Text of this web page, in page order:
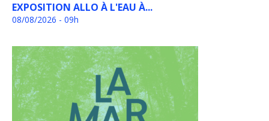
EXPOSITION ALLO À L'EAU À...
08/08/2026 - 09h